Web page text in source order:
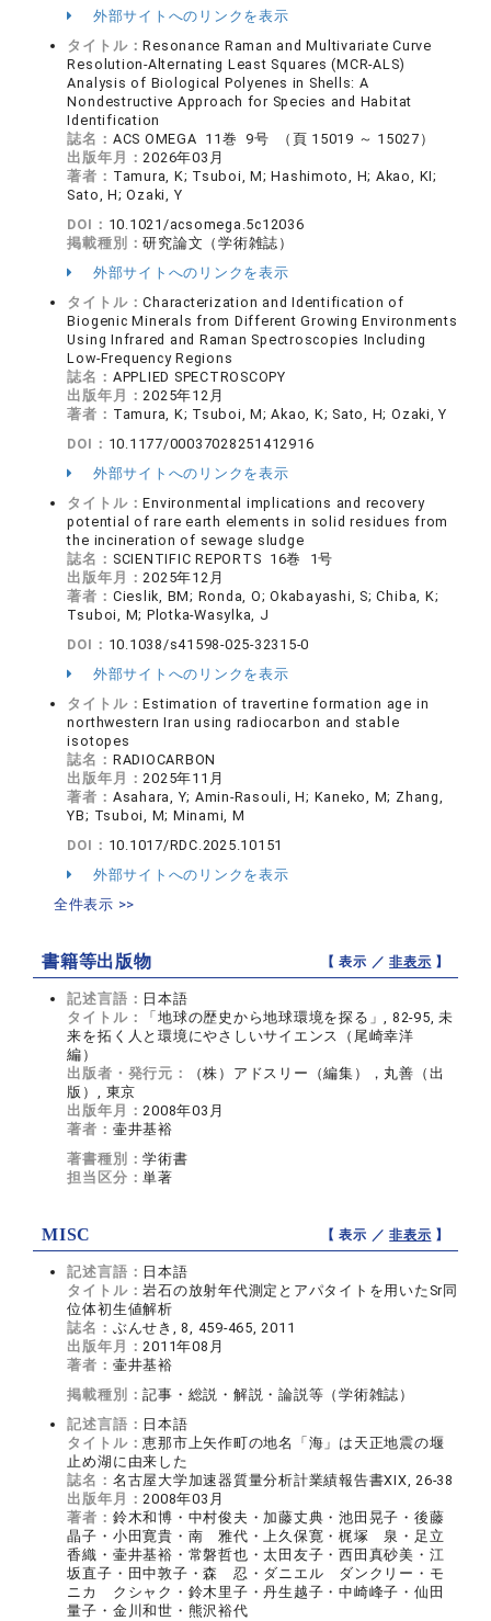
外部サイトへのリンクを表示
タイトル：Resonance Raman and Multivariate Curve
Resolution-Alternating Least Squares (MCR-ALS)
Analysis of Biological Polyenes in Shells: A
Nondestructive Approach for Species and Habitat
Identification
誌名： ACS OMEGA 11巻 9号 （頁 15019 ～ 15027）
出版年月：2026年03月
著者： Tamura, K; Tsuboi, M; Hashimoto, H; Akao, KI;
Sato, H; Ozaki, Y
DOI： 10.1021/acsomega.5c12036
掲載種別：研究論文（学術雑誌）
外部サイトへのリンクを表示
タイトル：Characterization and Identification of
Biogenic Minerals from Different Growing Environments
Using Infrared and Raman Spectroscopies Including
Low-Frequency Regions
誌名： APPLIED SPECTROSCOPY
出版年月：2025年12月
著者： Tamura, K; Tsuboi, M; Akao, K; Sato, H; Ozaki, Y
DOI： 10.1177/00037028251412916
外部サイトへのリンクを表示
タイトル：Environmental implications and recovery
potential of rare earth elements in solid residues from
the incineration of sewage sludge
誌名： SCIENTIFIC REPORTS 16巻 1号
出版年月：2025年12月
著者： Cieslik, BM; Ronda, O; Okabayashi, S; Chiba, K;
Tsuboi, M; Plotka-Wasylka, J
DOI： 10.1038/s41598-025-32315-0
外部サイトへのリンクを表示
タイトル：Estimation of travertine formation age in
northwestern Iran using radiocarbon and stable
isotopes
誌名： RADIOCARBON
出版年月：2025年11月
著者： Asahara, Y; Amin-Rasouli, H; Kaneko, M; Zhang,
YB; Tsuboi, M; Minami, M
DOI： 10.1017/RDC.2025.10151
外部サイトへのリンクを表示
全件表示 >>
書籍等出版物 【 表示 ／非表示 】
記述言語： 日本語
タイトル：
「地球の歴史から地球環境を探る」, 82-95, 未
来を拓く人と環境にやさしいサイエンス（尾崎幸洋
編）
出版者・発行元：
（株）アドスリー（編集），丸善（出
版）, 東京
出版年月：2008年03月
著者： 壷井基裕
著書種別：学術書
担当区分：単著
MISC 【 表示 ／非表示 】
記述言語： 日本語
タイトル：岩石の放射年代測定とアパタイトを用いたSr同
位体初生値解析
誌名： ぶんせき, 8, 459-465, 2011
出版年月：2011年08月
著者： 壷井基裕
掲載種別：記事・総説・解説・論説等（学術雑誌）
記述言語： 日本語
タイトル：恵那市上矢作町の地名「海」は天正地震の堰
止め湖に由来した
誌名： 名古屋大学加速器質量分析計業績報告書XIX, 26-38
出版年月：2008年03月
著者： 鈴木和博・中村俊夫・加藤丈典・池田晃子・後藤
晶子・小田寛貴・南 雅代・上久保寛・梶塚 泉・足立
香織・壷井基裕・常磐哲也・太田友子・西田真砂美・江
坂直子・田中敦子・森 忍・ダニエル ダンクリー・モ
ニカ クシャク・鈴木里子・丹生越子・中崎峰子・仙田
量子・金川和世・熊沢裕代